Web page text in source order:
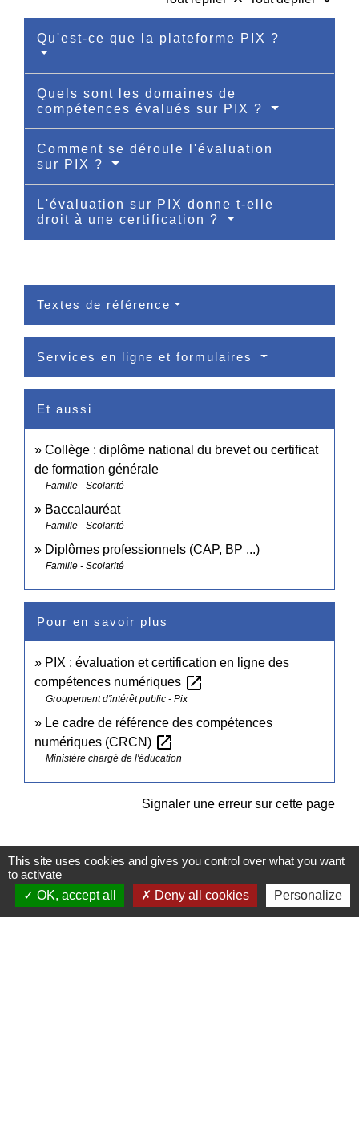
Qu'est-ce que la plateforme PIX ?
Quels sont les domaines de
compétences évalués sur PIX ?
Comment se déroule l'évaluation
sur PIX ?
L'évaluation sur PIX donne t-elle
droit à une certification ?
Textes de référence
Services en ligne et formulaires
Et aussi
Collège : diplôme national du brevet ou certificat
de formation générale
Famille - Scolarité
Baccalauréat
Famille - Scolarité
Diplômes professionnels (CAP, BP ...)
Famille - Scolarité
Pour en savoir plus
PIX : évaluation et certification en ligne des
compétences numériques open_in_new
Groupement d'intérêt public - Pix
Le cadre de référence des compétences
numériques (CRCN) open_in_new
Ministère chargé de l'éducation
Signaler une erreur sur cette page
Contacts
This site uses cookies and gives you control over what you want
to activate
OK, accept all
Deny all cookies Personalize